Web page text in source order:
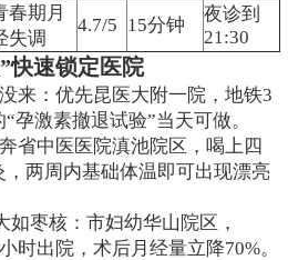
春期月
失调
4.7/5 15分钟
夜诊到
21:30
快速锁定医院
来：优先昆医大附一院，地铁3
孕激素撤退试验”当天可做。
省中医医院滇池院区，喝上四
两周内基础体温即可出现漂亮
枣核：市妇幼华山院区，
时出院，术后月经量立降70%。